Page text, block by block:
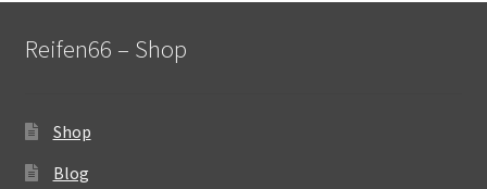
Reifen66 – Shop
Shop
Blog